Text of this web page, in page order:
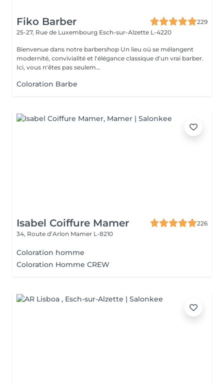
Fiko Barber
229
25-27, Rue de Luxembourg Esch-sur-Alzette L-4220
Bienvenue dans notre barbershop Un lieu où se mélangent
modernité, convivialité et l'élégance classique d'un vrai barber.
Ici, vous n'êtes pas seulem...
Coloration Barbe
Isabel Coiffure Mamer
226
34, Route d’Arlon Mamer L-8210
Coloration homme
Coloration Homme CREW